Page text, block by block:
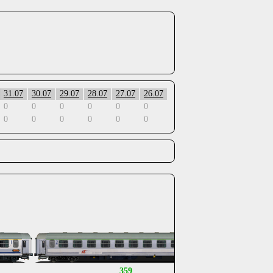
31.07 30.07 29.07 28.07 27.07
26.07
0 0 0 0 0
0
0 0 0 0 0 0
359